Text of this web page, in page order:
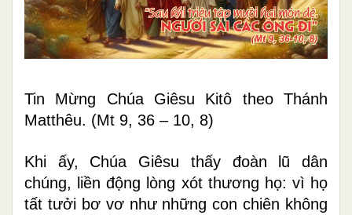
Tin Mừng Chúa Giêsu Kitô theo Thánh
Matthêu. (Mt 9, 36 – 10, 8)
Khi ấy, Chúa Giêsu thấy đoàn lũ dân
chúng, liền động lòng xót thương họ: vì họ
tất tưởi bơ vơ như những con chiên không